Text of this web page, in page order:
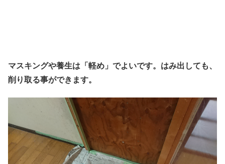
マスキングや養生は「軽め」でよいです。はみ出しても、
削り取る事ができます。